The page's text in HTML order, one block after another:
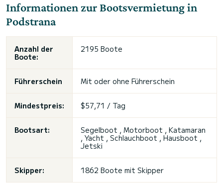
Informationen zur Bootsvermietung in
Podstrana
Anzahl der
Boote:
2195 Boote
Führerschein Mit oder ohne Führerschein
Mindestpreis: $57,71 / Tag
Bootsart:
Segelboot , Motorboot , Katamaran
, Yacht , Schlauchboot , Hausboot ,
Jetski
Skipper: 1862 Boote mit Skipper